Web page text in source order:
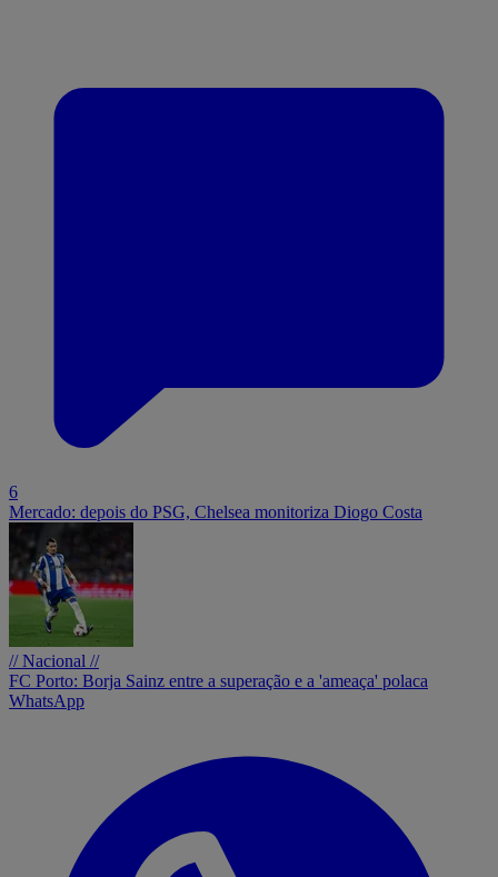
6
Mercado: depois do PSG, Chelsea monitoriza Diogo Costa
// Nacional //
FC Porto: Borja Sainz entre a superação e a 'ameaça' polaca
WhatsApp